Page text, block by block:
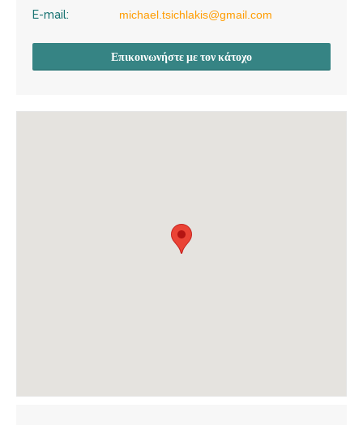
E-mail:
michael.tsichlakis@gmail.com
Επικοινωνήστε με τον κάτοχο